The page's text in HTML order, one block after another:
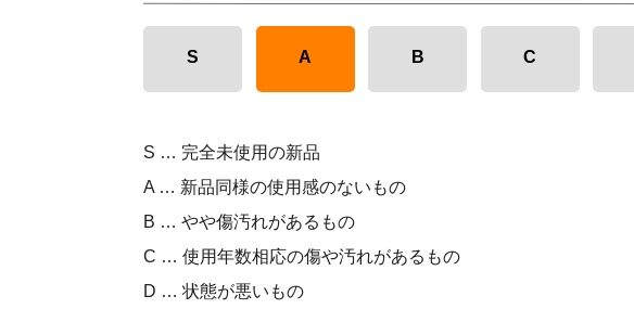
S A B C
S … 完全未使用の新品
A … 新品同様の使用感のないもの
B … やや傷汚れがあるもの
C … 使用年数相応の傷や汚れがあるもの
D … 状態が悪いもの